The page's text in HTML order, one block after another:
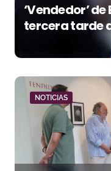
‘Vendedor’
tercera tarde
la temporada
NOTICIAS